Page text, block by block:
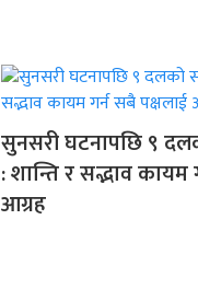
सुनसरी घटनापछि ९
: शान्ति र सद्भाव कायम
आग्रह